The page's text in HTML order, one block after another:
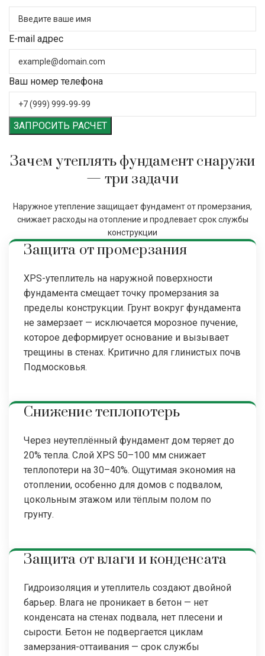
E-mail адрес
Ваш номер телефона
ЗАПРОСИТЬ РАСЧЕТ
Зачем утеплять фундамент снаружи
— три задачи
Наружное утепление защищает фундамент от промерзания,
снижает расходы на отопление и продлевает срок службы
конструкции
Защита от промерзания
XPS-утеплитель на наружной поверхности
фундамента смещает точку промерзания за
пределы конструкции. Грунт вокруг фундамента
не замерзает — исключается морозное пучение,
которое деформирует основание и вызывает
трещины в стенах. Критично для глинистых почв
Подмосковья.
Снижение теплопотерь
Через неутеплённый фундамент дом теряет до
20% тепла. Слой XPS 50–100 мм снижает
теплопотери на 30–40%. Ощутимая экономия на
отоплении, особенно для домов с подвалом,
цокольным этажом или тёплым полом по
грунту.
Защита от влаги и конденсата
Гидроизоляция и утеплитель создают двойной
барьер. Влага не проникает в бетон — нет
конденсата на стенах подвала, нет плесени и
сырости. Бетон не подвергается циклам
замерзания-оттаивания — срок службы